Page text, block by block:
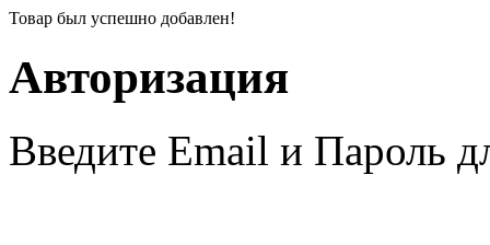
Товар был успешно добавлен!
Авторизация
Введите Email и Пароль